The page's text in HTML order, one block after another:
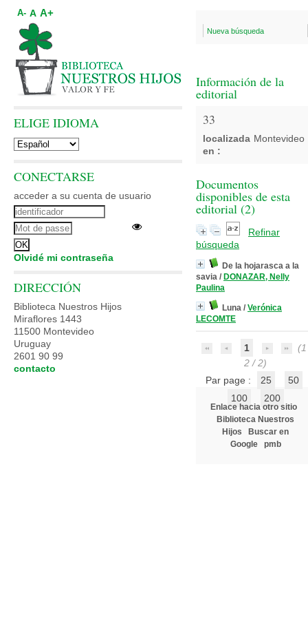
Nueva búsqueda
Información de la
editorial
33
localizada
en :
Montevideo
Documentos
disponibles de esta
editorial (2)
Refinar
búsqueda
De la hojarasca a la
savia / DONAZAR, Nelly
Paulina
Luna / Verónica
LECOMTE
1
2 / 2)
Par page :
25
50
100
200
Enlace hacia otro sitio
Biblioteca Nuestros
Hijos
Buscar en
Google
pmb
A- A A+
ELIGE IDIOMA
CONECTARSE
acceder a su cuenta de usuario
Olvidé mi contraseña
DIRECCIÓN
Biblioteca Nuestros Hijos
Miraflores 1443
11500 Montevideo
Uruguay
2601 90 99
contacto